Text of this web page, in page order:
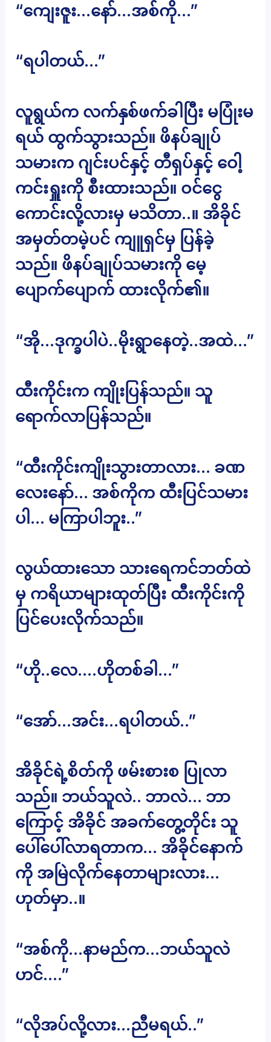
“ကျေးဇူး…နော်…အစ်ကို…”
“ရပါတယ်…”
လူရွယ်က လက်နှစ်ဖက်ခါပြီး မပြုံးမ
ရယ် ထွက်သွားသည်။ ဖိနပ်ချုပ်
သမားက ဂျင်းပင်နှင့် တီရှပ်နှင့် ဝေါ့
ကင်းရှူးကို စီးထားသည်။ ဝင်ငွေ
ကောင်းလို့လားမှ မသိတာ..။ အိခိုင်
အမှတ်တမဲ့ပင် ကျူရှင်မှ ပြန်ခဲ့
သည်။ ဖိနပ်ချုပ်သမားကို မေ့
ပျောက်ပျောက် ထားလိုက်၏။
“အို…ဒုက္ခပါပဲ..မိုးရွာနေတဲ့..အထဲ…”
ထီးကိုင်းက ကျိုးပြန်သည်။ သူ
ရောက်လာပြန်သည်။
“ထီးကိုင်းကျိုးသွားတာလား… ခဏ
လေးနော်… အစ်ကိုက ထီးပြင်သမား
ပါ… မကြာပါဘူး..”
လွယ်ထားသော သားရေကင်ဘတ်ထဲ
မှ ကရိယာများထုတ်ပြီး ထီးကိုင်းကို
ပြင်ပေးလိုက်သည်။
“ဟို..လေ….ဟိုတစ်ခါ…”
“အော်…အင်း…ရပါတယ်..”
အိခိုင်ရဲ့စိတ်ကို ဖမ်းစားစ ပြုလာ
သည်။ ဘယ်သူလဲ.. ဘာလဲ… ဘာ
ကြောင့် အိခိုင် အခက်တွေ့တိုင်း သူ
ပေါ်ပေါ်လာရတာက… အိခိုင်နောက်
ကို အမြဲလိုက်နေတာများလား…
ဟုတ်မှာ..။
“အစ်ကို…နာမည်က…ဘယ်သူလဲ
ဟင်….”
“လိုအပ်လို့လား…ညီမရယ်..”